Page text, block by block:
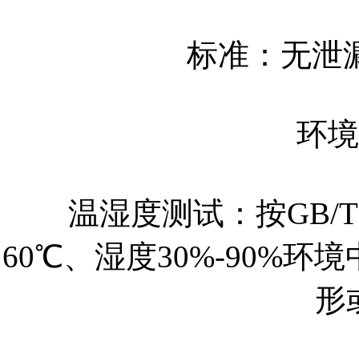
标准：无泄
环
温湿度测试：按GB/
60℃、湿度30%-90%环
形